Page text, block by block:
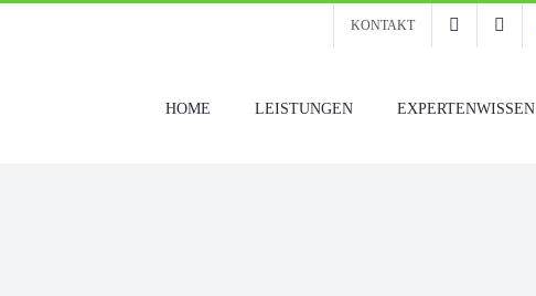
KONTAKT
HOME LEISTUNGEN EXPERTENWISSEN